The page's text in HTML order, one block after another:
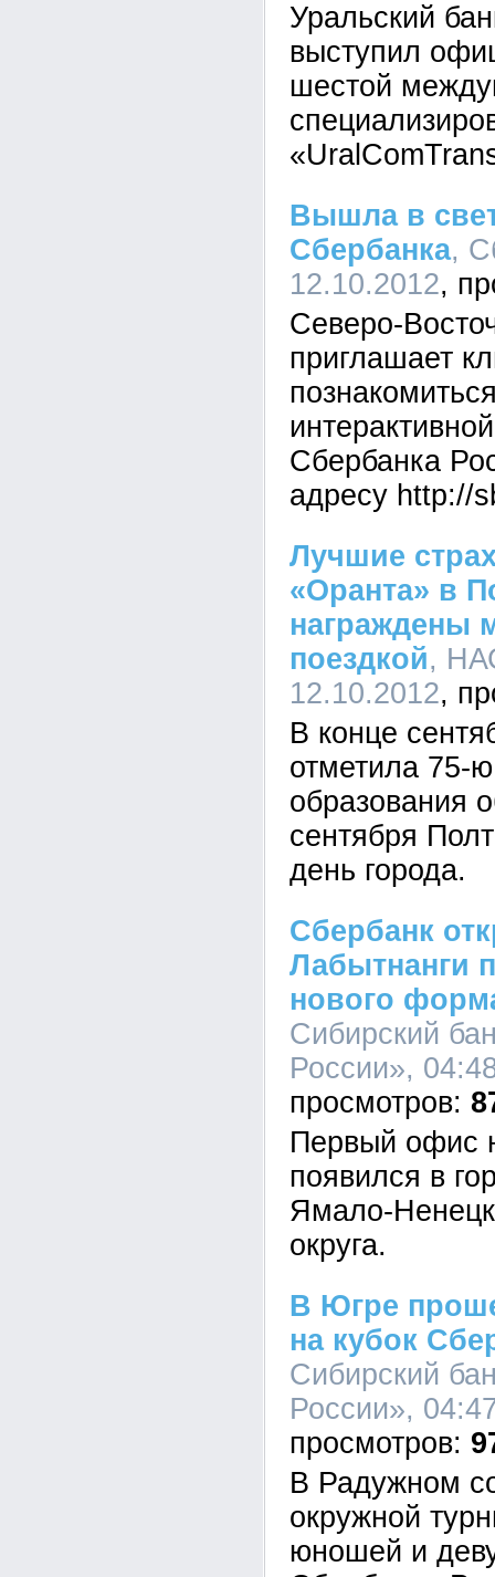
Уральский
выступил
шестой
Вышла в
Сбербанка,
12.10.2012
Северо-
приглашает
Сбербанка
адресу http://
Лучшие
«Оранта» в
награждены
поездкой,
12.10.2012
В конце
отметила 75-
образования
сентября
день города.
Сбербанк
Лабытнанги
нового
Сибирский
России»,
Первый офис
появился в
Ямало-
округа.
В Югре
на кубок
Сибирский
России»,
В Радужном
окружной
юношей и